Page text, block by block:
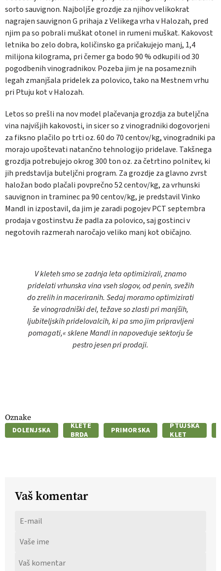
sorto sauvignon. Najboljše grozdje za njihov velikokrat
nagrajen sauvignon G prihaja z Velikega vrha v Halozah, pred
njim pa so pobrali muškat otonel in rumeni muškat. Kakovost
letnika bo zelo dobra, količinsko ga pričakujejo manj, 1,4
milijona kilograma, pri čemer ga bodo 90 % odkupili od 30
pogodbenih vinogradnikov. Pozeba jim je na posameznih
legah zmanjšala pridelek za polovico, tako na Mestnem vrhu
pri Ptuju kot v Halozah.
Letos so prešli na nov model plačevanja grozdja za buteljčna
vina najvišjih kakovosti, in sicer so z vinogradniki dogovorjeni
za fiksno plačilo po trti oz. 60 do 70 centov/kg, vinogradniki pa
morajo upoštevati natančno tehnologijo pridelave. Takšnega
grozdja potrebujejo okrog 300 ton oz. za četrtino polnitev, ki
jih predstavlja buteljčni program. Za grozdje za glavno zvrst
haložan bodo plačali povprečno 52 centov/kg, za vrhunski
sauvignon in traminec pa 90 centov/kg, je predstavil Vinko
Mandl in izpostavil, da jim je zaradi pogojev PCT septembra
prodaja v gostinstvu že padla za polovico, saj gostinci v
negotovih razmerah naročajo veliko manj kot običajno.
V kleteh smo se zadnja leta optimizirali, znamo
pridelati vrhunska vina vseh slogov, od penin, svežih
do zrelih in maceriranih. Sedaj moramo optimizirati
še vinogradniški del, težave so zlasti pri manjših,
ljubiteljskih pridelovalcih, ki pa smo jim pripravljeni
pomagati,« sklene Mandl in napoveduje sektorju še
pestro jesen pri prodaji.
Oznake
DOLENJSKA
KLETE
BRDA
PRIMORSKA
PTUJSKA
KLET
Vaš komentar